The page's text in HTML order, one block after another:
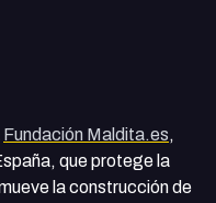
Fundación Maldita.es,
que protege la
la construcción de